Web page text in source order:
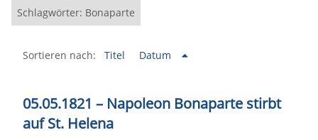
Schlagwörter: Bonaparte
Sortieren nach: Titel Datum
05.05.1821 – Napoleon Bonaparte stirbt
auf St. Helena